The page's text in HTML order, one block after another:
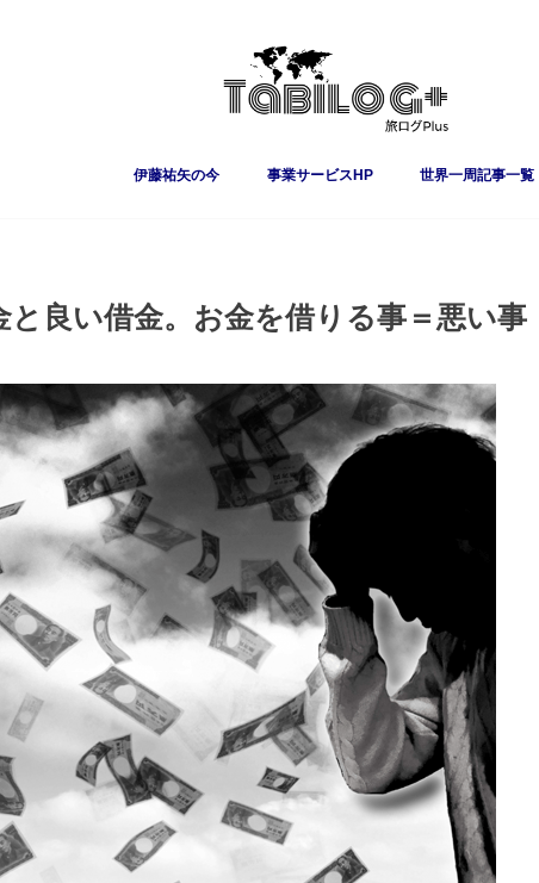
伊藤祐矢の今 事業サービスHP 世界一周記事一覧
と良い借金。お金を借りる事＝悪い事